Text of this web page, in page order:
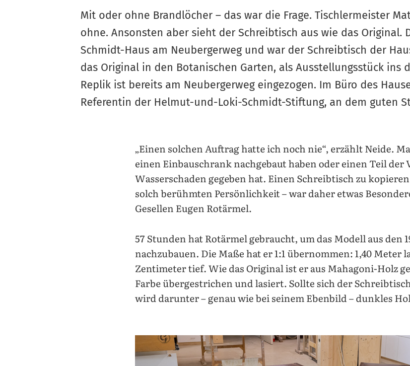
Mit oder ohne Brandlöcher – das war die Frage. Tischlermeister
ohne. Ansonsten aber sieht der Schreibtisch aus wie das Original.
Schmidt-Haus am Neubergerweg und war der Schreibtisch der
das Original in den Botanischen Garten, als Ausstellungsstück ins
Replik ist bereits am Neubergerweg eingezogen. Im Büro des
Referentin der Helmut-und-Loki-Schmidt-Stiftung, an dem guten
„Einen solchen Auftrag hatte ich noch nie“, erzählt Neide.
einen Einbauschrank nachgebaut haben oder einen Teil der
Wasserschaden gegeben hat. Einen Schreibtisch zu
solch berühmten Persönlichkeit – war daher etwas
Gesellen Eugen Rotärmel.
57 Stunden hat Rotärmel gebraucht, um das Modell aus den
nachzubauen. Die Maße hat er 1:1 übernommen: 1,40 Meter
Zentimeter tief. Wie das Original ist er aus Mahagoni-Holz
Farbe übergestrichen und lasiert. Sollte sich der
wird darunter – genau wie bei seinem Ebenbild – dunkles